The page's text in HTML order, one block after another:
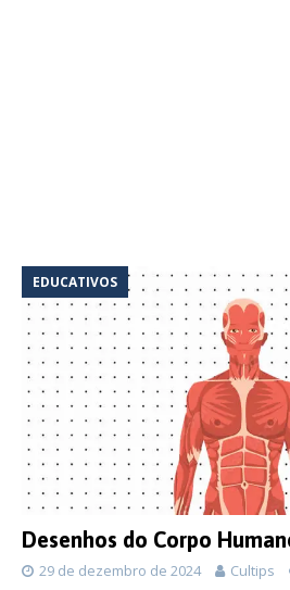
EDUCATIVOS
Desenhos do Corpo
29 de dezembro de 2024 Cultips